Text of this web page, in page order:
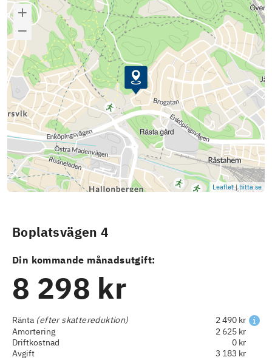
Leaflet | hitta.se
Boplatsvägen 4
Din kommande månadsutgift:
8 298 kr
Ränta (efter skattereduktion)
2 490 kr
Amortering
2 625 kr
Driftkostnad
0 kr
Avgift
3 183 kr